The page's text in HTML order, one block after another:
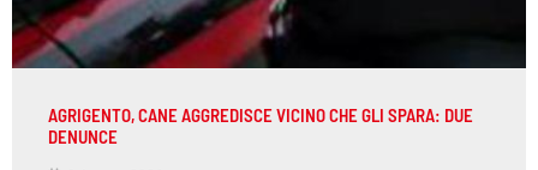
AGRIGENTO, CANE AGGREDISCE VICINO CHE GLI SPARA: DUE
DENUNCE